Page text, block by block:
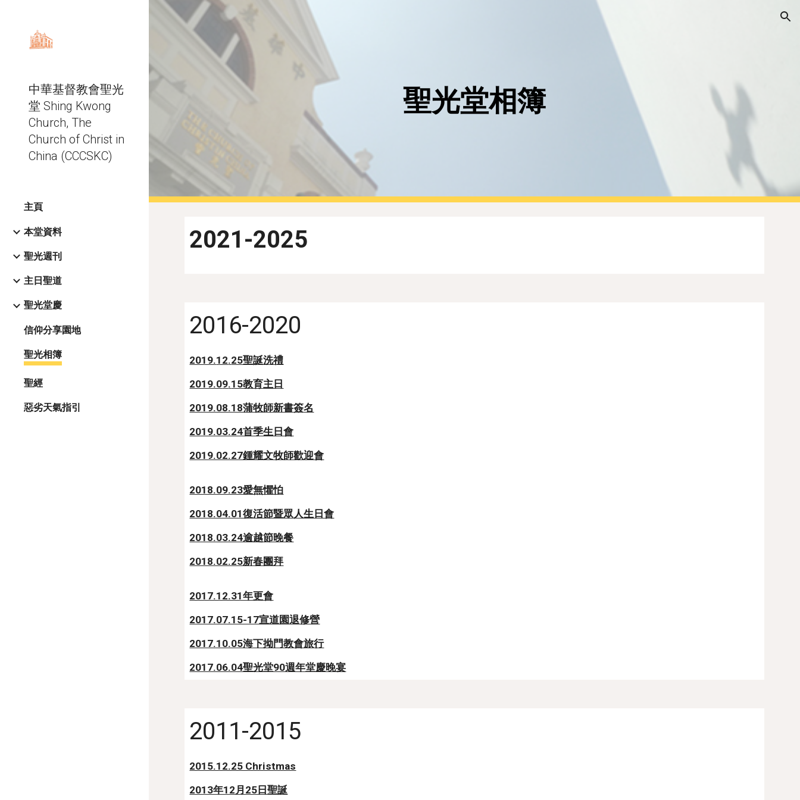
Skip to main content
中華基督教會聖光
堂 Shing Kwong
Church, The
Church of Christ in
China (CCCSKC)
主頁
本堂資料
聖光週刊
主日聖道
聖光堂慶
信仰分享園地
聖光相簿
聖經
惡劣天氣指引
聖光堂相簿
2021-2025
2016-2020
2019.12.25聖誕洗禮
2019.09.15教育主日
2019.08.18蒲牧師新書簽名
2019.03.24首季生日會
2019.02.27鍾耀文牧師歡迎會
2018.09.23愛無懼怕
2018.04.01復活節暨眾人生日會
2018.03.24逾越節晚餐
2018.02.25新春團拜
2017.12.31年更會
2017.07.15-17宣道園退修營
2017.10.05海下拗門教會旅行
2017.06.04聖光堂90週年堂慶晚宴
2011-2015
2015.12.25 Christmas
2013年12月25日聖誕